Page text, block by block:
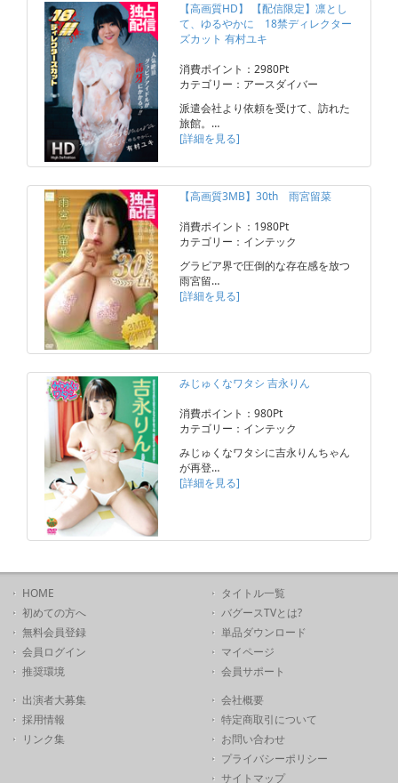
【高画質HD】 【配信限定】凛とし
て、ゆるやかに 18禁ディレクター
ズカット 有村ユキ
消費ポイント：2980Pt
カテゴリー：アースダイバー
派遣会社より依頼を受けて、訪れた
旅館。…
[詳細を見る]
【高画質3MB】30th 雨宮留菜
消費ポイント：1980Pt
カテゴリー：インテック
グラビア界で圧倒的な存在感を放つ
雨宮留…
[詳細を見る]
みじゅくなワタシ 吉永りん
消費ポイント：980Pt
カテゴリー：インテック
みじゅくなワタシに吉永りんちゃん
が再登…
[詳細を見る]
HOME
初めての方へ
無料会員登録
会員ログイン
推奨環境
タイトル一覧
バグースTVとは?
単品ダウンロード
マイページ
会員サポート
出演者大募集
採用情報
リンク集
会社概要
特定商取引について
お問い合わせ
プライバシーポリシー
サイトマップ